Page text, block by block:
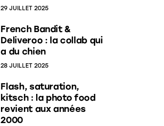
29 JUILLET 2025
French Bandit &
Deliveroo : la collab qui
a du chien
28 JUILLET 2025
Flash, saturation,
kitsch : la photo food
revient aux années
2000